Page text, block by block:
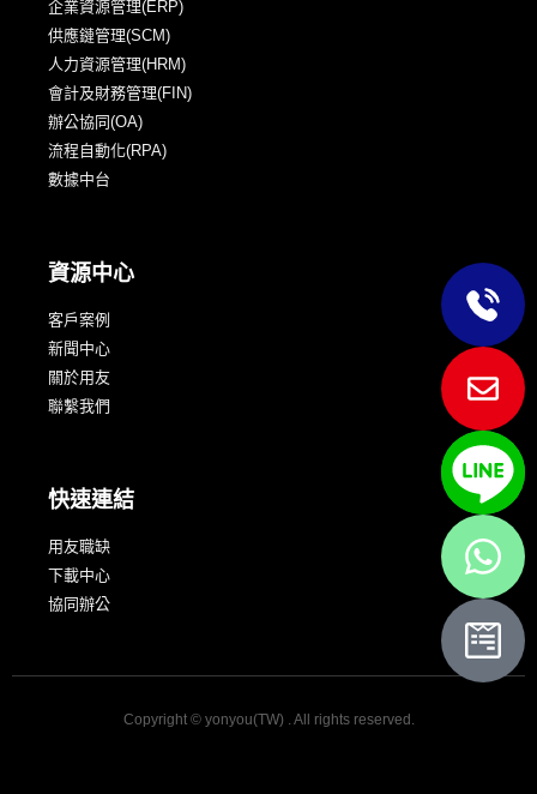
企業資源管理(ERP)
供應鏈管理(SCM)
人力資源管理(HRM)
會計及財務管理(FIN)
辦公協同(OA)
流程自動化(RPA)
數據中台
資源中心
客戶案例
新聞中心
關於用友
聯繫我們
快速連結
用友職缺
下載中心
協同辦公
Copyright © yonyou(TW) . All rights reserved.